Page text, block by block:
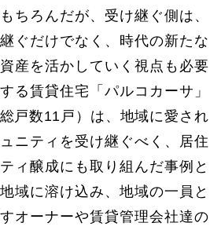
ちろんだが、受け継ぐ側は、
ぐだけでなく、時代の新たな
産を活かしていく視点も必要
る賃貸住宅「パルコカーサ」
戸数11戸）は、地域に愛され
ニティを受け継ぐべく、居住
ィ醸成にも取り組んだ事例と
域に溶け込み、地域の一員と
オーナーや賃貸管理会社達の